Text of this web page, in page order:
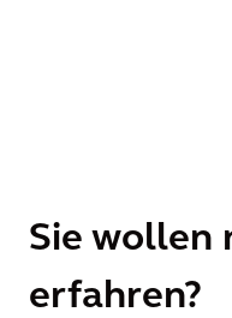
Sie wollen
erfahren?